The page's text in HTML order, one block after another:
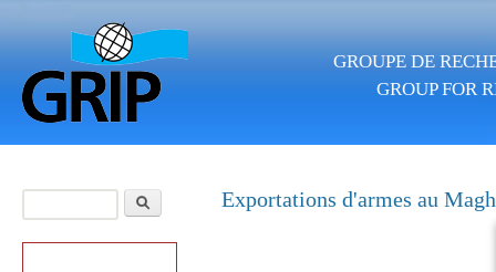
GROUPE DE
GROUP FOR
Exportations d'armes au
Formulaire de
recherche